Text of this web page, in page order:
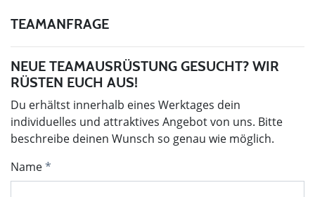
TEAMANFRAGE
NEUE TEAMAUSRÜSTUNG GESUCHT? WIR
RÜSTEN EUCH AUS!
Du erhältst innerhalb eines Werktages dein
individuelles und attraktives Angebot von uns. Bitte
beschreibe deinen Wunsch so genau wie möglich.
Name